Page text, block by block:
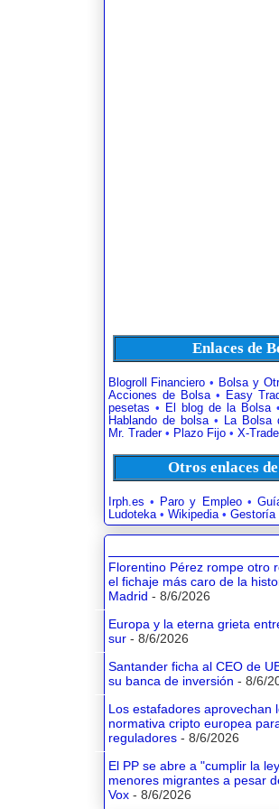
Enlaces de
Blogroll Financiero • Bolsa y
Acciones de Bolsa• Easy
pesetas • El blog de la Bolsa•
Hablando de bolsa• La Bolsa
Mr. Trader• Plazo Fijo• X-
Otros enlaces
Irph.es • Paro y Empleo•
Ludoteka• Wikipedia• Gestoría
Florentino Pérez rompe otro
el fichaje más caro de la
Madrid - 8/6/2026
Europa y la eterna grieta
sur- 8/6/2026
Santander ficha al CEO de
su banca de inversión - 8/6/
Los estafadores aprovechan
normativa cripto europea
reguladores- 8/6/2026
El PP se abre a "cumplir la
menores migrantes a pesar
Vox- 8/6/2026